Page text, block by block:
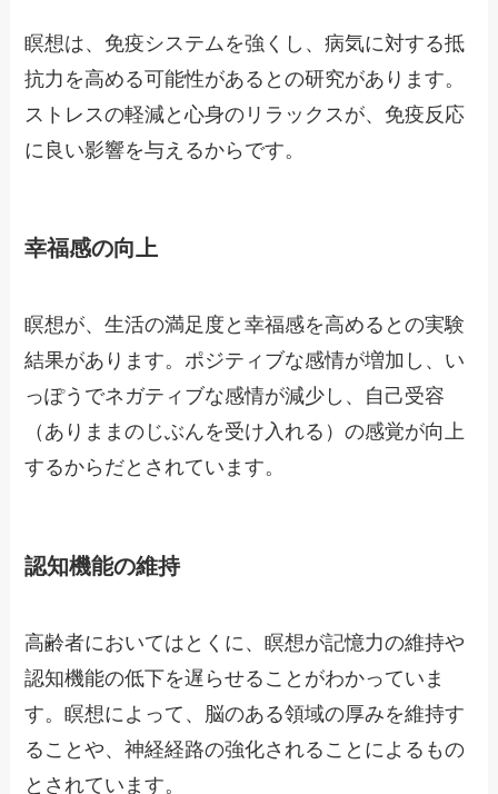
瞑想は、免疫システムを強くし、病気に対する抵
抗力を高める可能性があるとの研究があります。
ストレスの軽減と心身のリラックスが、免疫反応
に良い影響を与えるからです。
幸福感の向上
瞑想が、生活の満足度と幸福感を高めるとの実験
結果があります。ポジティブな感情が増加し、い
っぽうでネガティブな感情が減少し、自己受容
（ありままのじぶんを受け入れる）の感覚が向上
するからだとされています。
認知機能の維持
高齢者においてはとくに、瞑想が記憶力の維持や
認知機能の低下を遅らせることがわかっていま
す。瞑想によって、脳のある領域の厚みを維持す
ることや、神経経路の強化されることによるもの
とされています。